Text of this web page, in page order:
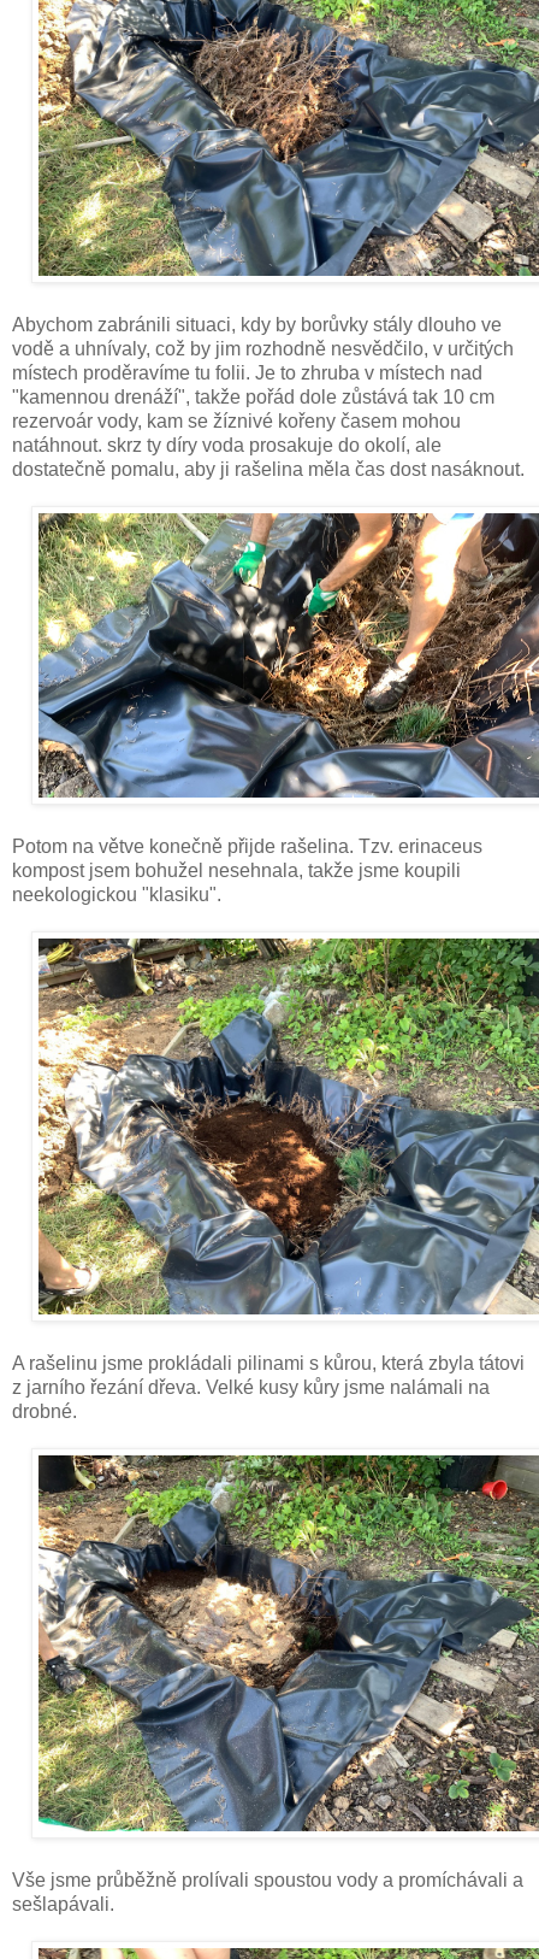
Abychom zabránili situaci, kdy by borůvky stály dlouho ve
vodě a uhnívaly, což by jim rozhodně nesvědčilo, v určitých
místech proděravíme tu folii. Je to zhruba v místech nad
"kamennou drenáží", takže pořád dole zůstává tak 10 cm
rezervoár vody, kam se žíznivé kořeny časem mohou
natáhnout. skrz ty díry voda prosakuje do okolí, ale
dostatečně pomalu, aby ji rašelina měla čas dost nasáknout.
Potom na větve konečně přijde rašelina. Tzv. erinaceus
kompost jsem bohužel nesehnala, takže jsme koupili
neekologickou "klasiku".
A rašelinu jsme prokládali pilinami s kůrou, která zbyla tátovi
z jarního řezání dřeva. Velké kusy kůry jsme nalámali na
drobné.
Vše jsme průběžně prolívali spoustou vody a promíchávali a
sešlapávali.